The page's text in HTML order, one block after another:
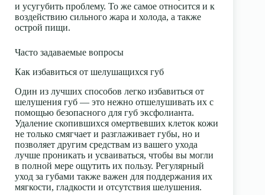
и усугубить проблему. То же самое относится и к
воздействию сильного жара и холода, а также
острой пищи.
Часто задаваемые вопросы
Как избавиться от шелушащихся губ
Один из лучших способов легко избавиться от
шелушения губ — это нежно отшелушивать их с
помощью безопасного для губ эксфолианта.
Удаление скопившихся омертвевших клеток кожи
не только смягчает и разглаживает губы, но и
позволяет другим средствам из вашего ухода
лучше проникать и усваиваться, чтобы вы могли
в полной мере ощутить их пользу. Регулярный
уход за губами также важен для поддержания их
мягкости, гладкости и отсутствия шелушения.